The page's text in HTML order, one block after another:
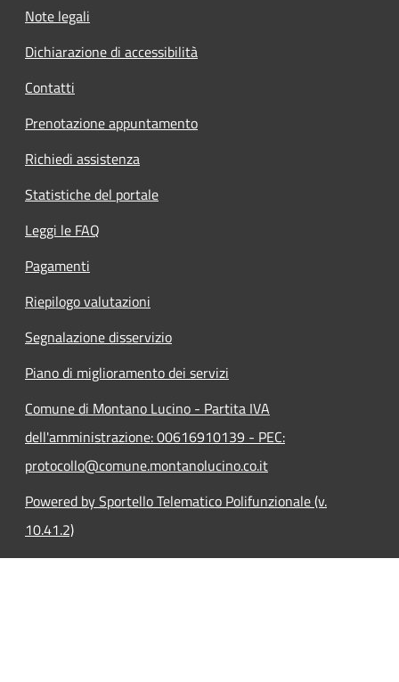
Note legali
Dichiarazione di accessibilità
Contatti
Prenotazione appuntamento
Richiedi assistenza
Statistiche del portale
Leggi le FAQ
Pagamenti
Riepilogo valutazioni
Segnalazione disservizio
Piano di miglioramento dei servizi
Comune di Montano Lucino - Partita IVA
dell'amministrazione: 00616910139 - PEC:
protocollo@comune.montanolucino.co.it
Powered by Sportello Telematico Polifunzionale (v.
10.41.2)